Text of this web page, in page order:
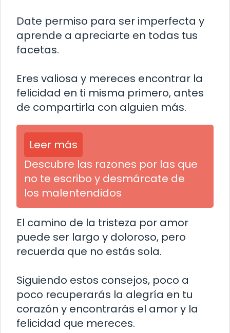
Date permiso para ser imperfecta y
aprende a apreciarte en todas tus
facetas.
Eres valiosa y mereces encontrar la
felicidad en ti misma primero, antes
de compartirla con alguien más.
Leer más
Descubre las razones por las que
no te escribo y desmárcate de
los malentendidos
El camino de la tristeza por amor
puede ser largo y doloroso, pero
recuerda que no estás sola.
Siguiendo estos consejos, poco a
poco recuperarás la alegría en tu
corazón y encontrarás el amor y la
felicidad que mereces.